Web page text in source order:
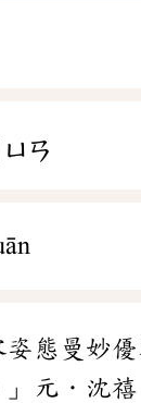
ㄩㄢ
姿態曼妙
」元．沈